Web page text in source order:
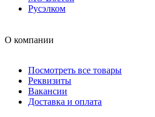
Русэлком
О компании
Посмотреть все товары
Реквизиты
Вакансии
Доставка и оплата